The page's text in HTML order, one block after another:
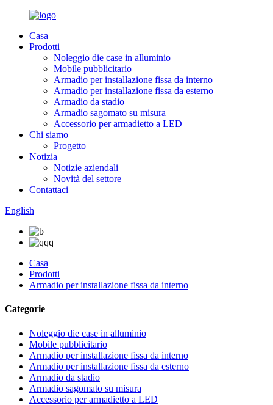
Casa
Prodotti
Noleggio die case in alluminio
Mobile pubblicitario
Armadio per installazione fissa da interno
Armadio per installazione fissa da esterno
Armadio da stadio
Armadio sagomato su misura
Accessorio per armadietto a LED
Chi siamo
Progetto
Notizia
Notizie aziendali
Novità del settore
Contattaci
English
Casa
Prodotti
Armadio per installazione fissa da interno
Categorie
Noleggio die case in alluminio
Mobile pubblicitario
Armadio per installazione fissa da interno
Armadio per installazione fissa da esterno
Armadio da stadio
Armadio sagomato su misura
Accessorio per armadietto a LED